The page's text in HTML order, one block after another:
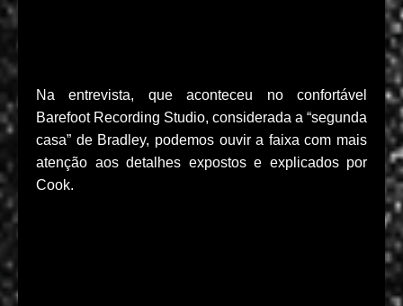
Na entrevista, que aconteceu no confortável
Barefoot Recording Studio, considerada a “segunda
casa” de Bradley, podemos ouvir a faixa com mais
atenção aos detalhes expostos e explicados por
Cook.